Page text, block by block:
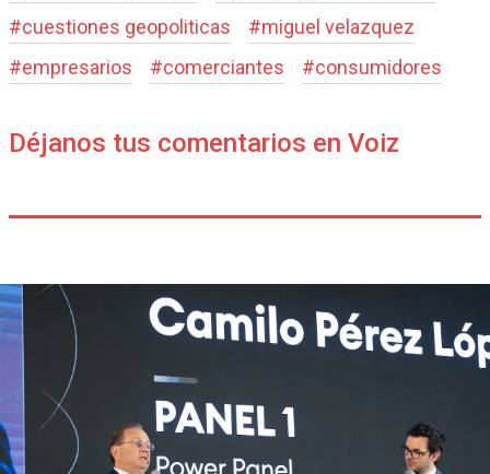
#cuestiones geopoliticas #miguel velazquez
#empresarios #comerciantes #consumidores
Déjanos tus comentarios en Voiz